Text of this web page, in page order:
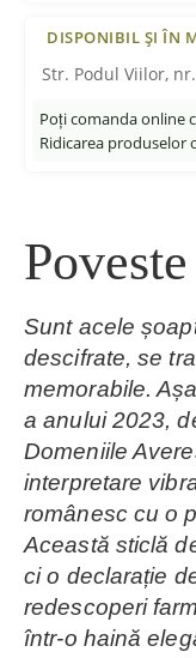
DISPONIBIL ȘI ÎN
Str. Podul Viilor,
Poți comanda online
Ridicarea produselor
Poveste
Sunt acele
descifrate, se
memorabile.
a anului 2023,
Domeniile
interpretare
românesc cu o
Această sticlă
ci o declarație
redescoperi
într-o haină